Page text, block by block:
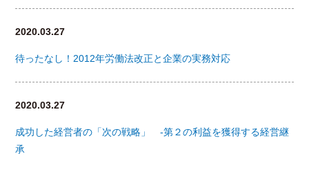
2020.03.27
待ったなし！2012年労働法改正と企業の実務対応
2020.03.27
成功した経営者の「次の戦略」 -第２の利益を獲得する経営継
承